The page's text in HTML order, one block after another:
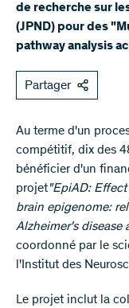
de recherche sur
(JPND) pour des
pathway analysis
Partager
Au terme d'un
compétitif, dix des
bénéficier d'un
projet"EpiAD:
brain epigenome:
Alzheimer's disease
coordonné par le
l'Institut des
Le projet inclut la